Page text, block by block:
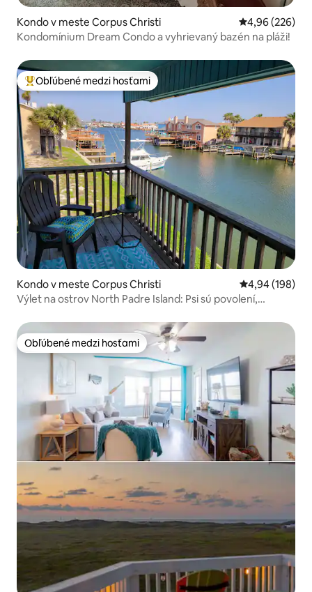
Kondo v meste Corpus Christi Priemerné
4,96 (226)
Kondomínium Dream Condo a vyhrievaný bazén na pláži!
Najobľúbenejšie medzi hosťami
Obľúbené medzi hosťami
Kondo v meste Corpus Christi Priemerné
4,94 (198)
Výlet na ostrov North Padre Island: Psi sú povolení,
Obľúbené medzi hosťami
Obľúbené medzi hosťami